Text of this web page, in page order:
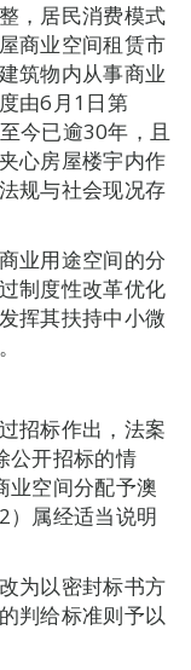
，居民消费模式
商业空间租赁市
筑物内从事商业
由6月1日第
今已逾30年，且
心房屋楼宇内作
规与社会现况存
业用途空间的分
制度性改革优化
挥其扶持中小微
招标作出，法案
公开招标的情
业空间分配予澳
）属经适当说明
为以密封标书方
判给标准则予以